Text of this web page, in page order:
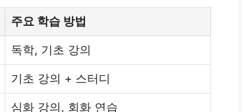
주요 학습 방법
독학, 기초 강의
기초 강의 + 스터디
심화 강의, 회화 연습